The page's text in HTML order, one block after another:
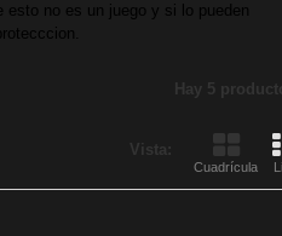
esto no es un juego y si lo pueden
Hay 5
Vista:
Cuadrícula